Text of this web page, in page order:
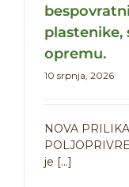
plastenike,
opremu.
10 srpnja, 2026
NOVA
je [...]